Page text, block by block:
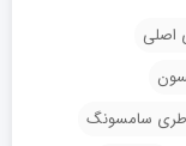
اصلی
سامسونگ